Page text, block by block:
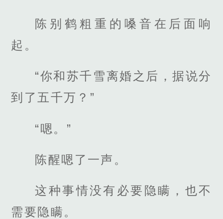
陈别鹤粗重的嗓音在后面响
起。
“你和苏千雪离婚之后，据说分
到了五千万？”
“嗯。”
陈醒嗯了一声。
这种事情没有必要隐瞒，也不
需要隐瞒。